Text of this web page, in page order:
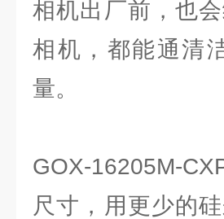
相机出厂前，也
相机，都能通清
量。
GOX-16205M-
尺寸，用更少的